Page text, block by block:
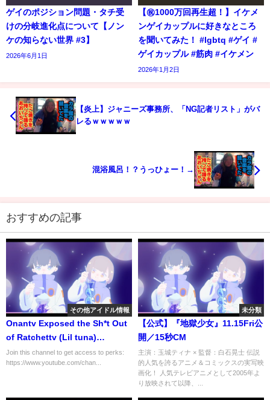
ゲイのポジション問題・タチ受
けの分岐進化点について【ノン
ケの知らない世界 #3】
2026年6月1日
【㊗️1000万回再生超！】イケメ
ンゲイカップルに好きなところ
を聞いてみた！ #lgbtq #ゲイ #
ゲイカップル #筋肉 #イケメン
2026年1月2日
【炎上】ジャニーズ事務所、「NG記者リスト」がバ
レるｗｗｗｗｗ
混浴風呂！？うっひょー！→
おすすめの記事
その他アイドル情報
Onantv Exposed the Sh*t Out
of Ratchettv (Lil tuna)
#onantv #rudeboy #ugk4life
#longlivepimpchad
Join this channel to get access to perks:
https://www.youtube.com/chan...
未分類
【公式】『地獄少女』11.15Fri公
開／15秒CM
主演：玉城ティナ × 監督：白石晃士 伝説
的人気を誇るアニメ＆コミックスの実写映
画化！ 人気テレビアニメとして2005年よ
り放映されて以降、...